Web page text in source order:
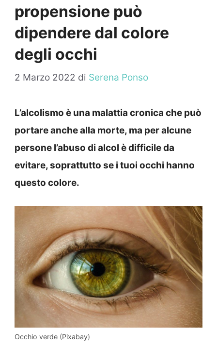
propensione può
dipendere dal colore
degli occhi
2 Marzo 2022 di Serena Ponso
L’alcolismo è una malattia cronica che può
portare anche alla morte, ma per alcune
persone l’abuso di alcol è difficile da
evitare, soprattutto se i tuoi occhi hanno
questo colore.
Occhio verde (Pixabay)